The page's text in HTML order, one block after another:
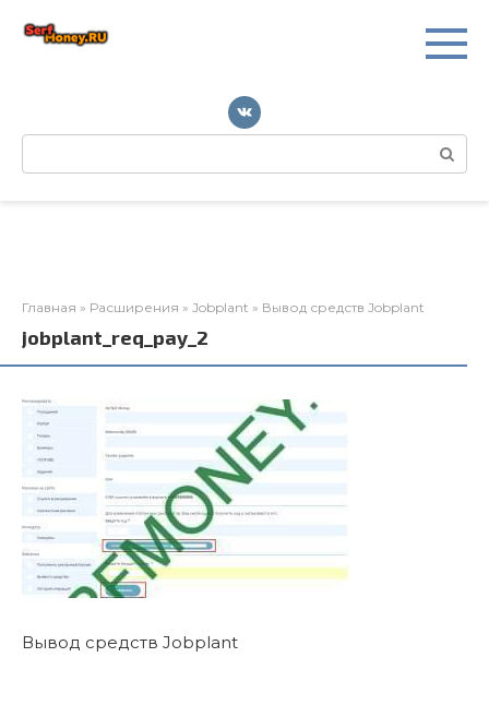
Поиск:
Главная » Расширения » Jobplant » Вывод средств Jobplant
jobplant_req_pay_2
Вывод средств Jobplant